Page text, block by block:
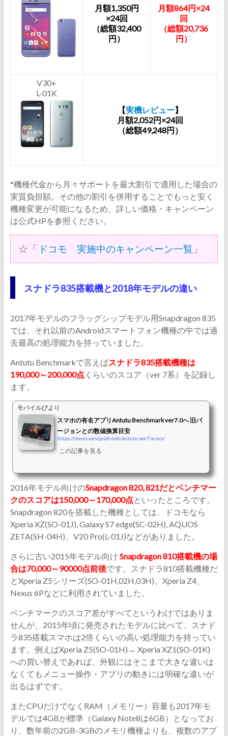
月額1,350円
×24回
（総額32,400
円）
月額864円×24
回
（総額20,736
円）
V30+
L-01K
【実機レビュー】
月額2,052円×24回
（総額49,248円）
*機種代金から月々サポートを最大割引で適用した場合の
実質負担額。その他の割引を併用することでもっと安く
機種変更が可能になるため、詳しい価格・キャンペーン
は公式HPを参照ください。
☆「 ドコモ 実施中のキャンペーン一覧 」
スナドラ835搭載機と2018年モデルの違い
2017年モデルのフラッグシップモデル用Snapdragon 835
では、それ以前のAndroidスマートフォン機種の中では過
去最高の処理能力を持っていました。
Antutu Benchmarkで言えばスナドラ835搭載機種は
190,000～200,000点 くらいのスコア（ver 7系）を記録し
ます。
モバイルびより
スマホの有名アプリAntutu Benchmark ver7.0へ 旧バ
ージョンとの数値換算目安
https://mvno.xsrv.jp/all-info/antutu-ver7-score/
この記事を見る
2016年モデル向けのSnapdragon 820, 821だとベンチマー
クのスコアは150,000～170,000点 といったところです。
Snapdragon 820を搭載した機種としては、ドコモなら
Xperia XZ(SO-01J), Galaxy S7 edge(SC-02H), AQUOS
ZETA(SH-04H)、V20 Pro(L-01J)などがありました。
さらに古い2015年モデル向け Snapdragon 810搭載機の場
合は70,000～90000点前後です。スナドラ810搭載機種だ
とXperia Z5シリーズ(SO-01H,02H,03H)、Xperia Z4、
Nexus 6Pなどに利用されていました。
ベンチマークのスコア差がすべてというわけではありま
せんが、2015年頃に発売されたモデルに比べて、スナド
ラ835搭載スマホは2倍くらいの高い処理能力を持ってい
ます。例えばXperia Z5(SO-01H)→ Xperia XZ1(SO-01K)
への買い替えであれば、外観にはそこまで大きな違いは
なくてもメニュー操作・アプリの動きには明確な違いが
出るはずです。
またCPUだけでなくRAM（メモリー）容量も2017年モ
デルでは4GBが標準（Galaxy Note8は6GB）となってお
り、数年前の2GB-3GBのメモリ機種よりも、複数のアプ